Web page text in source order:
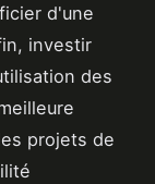
d'une
investir
des
projets de